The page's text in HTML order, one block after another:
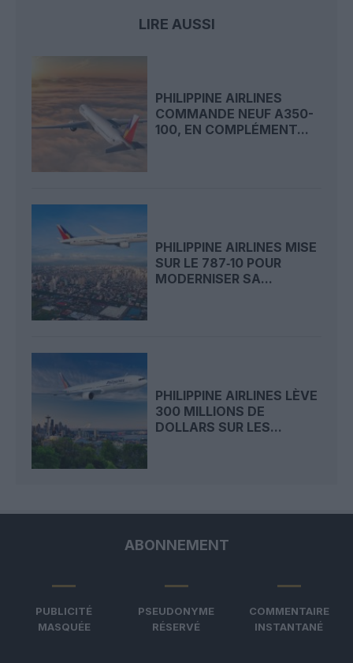
LIRE AUSSI
PHILIPPINE AIRLINES
COMMANDE NEUF A350-
100, EN COMPLÉMENT...
PHILIPPINE AIRLINES MISE
SUR LE 787‑10 POUR
MODERNISER SA...
PHILIPPINE AIRLINES LÈVE
300 MILLIONS DE
DOLLARS SUR LES...
ABONNEMENT
PUBLICITÉ
MASQUÉE
PSEUDONYME
RÉSERVÉ
COMMENTAIRE
INSTANTANÉ